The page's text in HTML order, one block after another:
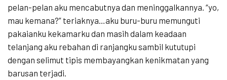
pelan-pelan aku mencabutnya dan meninggalkannya. “yo,
mau kemana?” teriaknya…aku buru-buru memunguti
pakaianku kekamarku dan masih dalam keadaan
telanjang aku rebahan di ranjangku sambil kututupi
dengan selimut tipis membayangkan kenikmatan yang
barusan terjadi.